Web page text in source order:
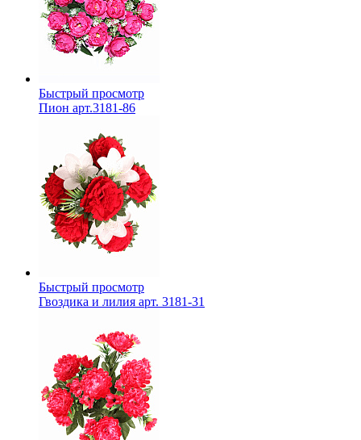
Быстрый просмотр
Пион арт.3181-86
Быстрый просмотр
Гвоздика и лилия арт. 3181-31